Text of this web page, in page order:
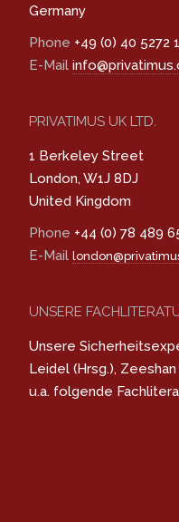
Germany
Phone +49 (0) 40 5272
E-Mail
PRIVATIMUS UK LTD.
1 Berkeley Street
London, W1J 8DJ
United Kingdom
Phone +44 (0) 78 489
E-Mail
UNSERE
Unsere
Leidel (Hrsg.),
u.a. folgende